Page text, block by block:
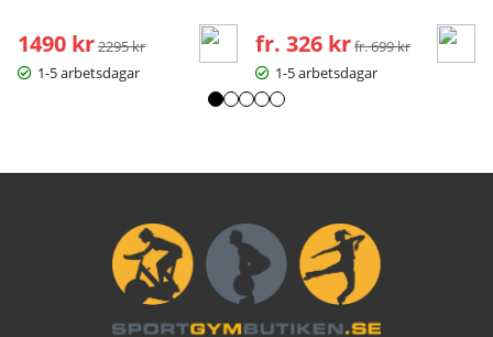
1490 kr Ordinarie pris:
2295 kr
1-5 arbetsdagar
fr. 326 kr Ordinarie pris:
fr. 699 kr
1-5 arbetsdagar